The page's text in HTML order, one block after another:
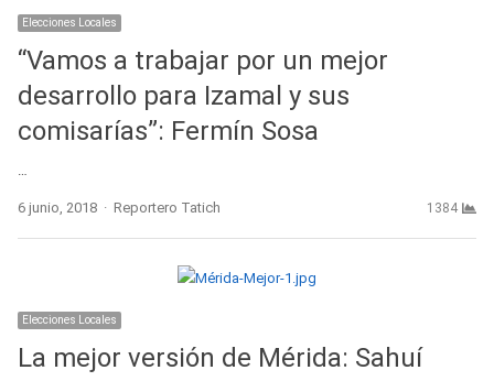
Elecciones Locales
“Vamos a trabajar por un mejor
desarrollo para Izamal y sus
comisarías”: Fermín Sosa
6 junio, 2018 Author
Reportero Tatich 1384
Elecciones Locales
La mejor versión de Mérida: Sahuí